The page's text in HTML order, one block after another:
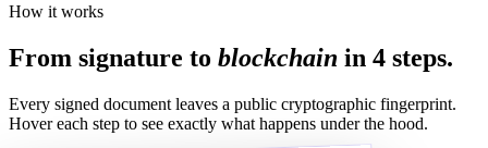
How it works
From signature to blockchain in 4 steps.
Every signed document leaves a public cryptographic fingerprint.
Hover each step to see exactly what happens under the hood.